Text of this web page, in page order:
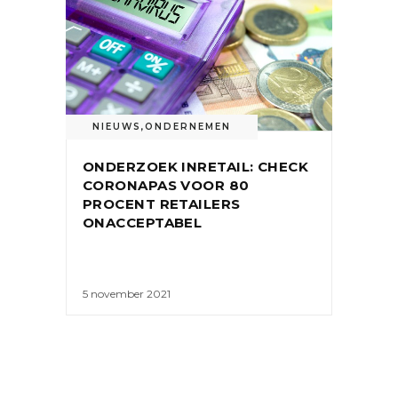
NIEUWS ,ONDERNEMEN
ONDERZOEK INRETAIL: CHECK
CORONAPAS VOOR 80
PROCENT RETAILERS
ONACCEPTABEL
5 november 2021